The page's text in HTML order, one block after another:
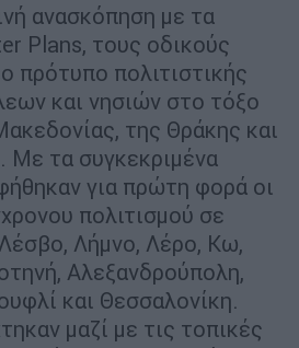
ανασκόπηση με τα
Plans, τους οδικούς
πρότυπο πολιτιστικής
και νησιών στο τόξο
της Θράκης και
Με τα συγκεκριμένα
για πρώτη φορά οι
πολιτισμού σε
Λέσβο, Λήμνο, Λέρο, Κω,
Αλεξανδρούπολη,
και Θεσσαλονίκη.
μαζί με τις τοπικές